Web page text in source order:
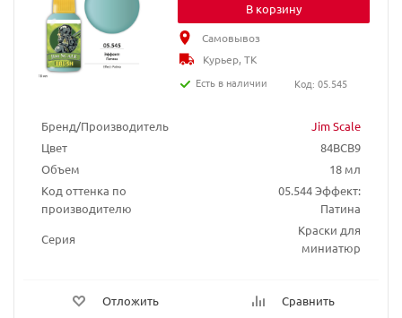
Бренд/Производитель
Jim Scale
Цвет
84BCB9
Объем
18 мл
Код оттенка по
производителю
05.544 Эффект:
Патина
Серия
Краски для
миниатюр
Отложить Сравнить
В корзину
Самовывоз
Курьер, ТК
Есть в наличии
Код: 05.545